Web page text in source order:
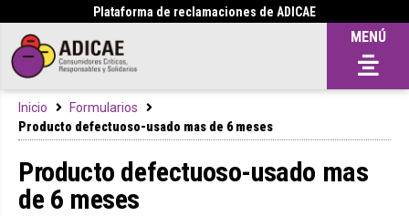
Plataforma de reclamaciones de ADICAE
MENÚ
Inicio
Formularios
Producto defectuoso-usado mas de 6 meses
Producto defectuoso-usado mas
de 6 meses